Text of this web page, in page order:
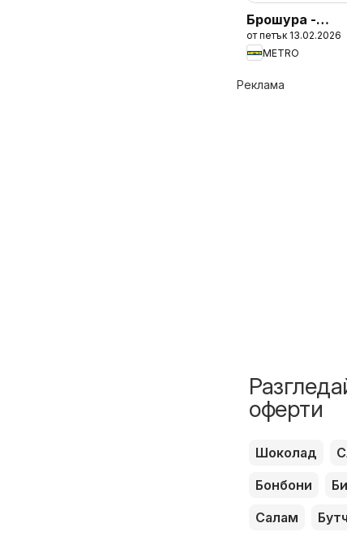
Брошура -
HoReCa
2026
от петък 13.02.2026
METRO
Реклама
оферти
Шоколад
Бонбони
Салам